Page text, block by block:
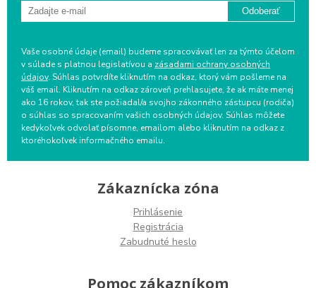
Odoberať
Vaše osobné údaje (email) budeme spracovávať len za týmto účelom
v súlade s platnou legislatívou a zásadami ochrany osobných
údajov. Súhlas potvrdíte kliknutím na odkaz, ktorý vám pošleme na
váš email. Kliknutím na odkaz zároveň prehlasujete, že ak máte menej
ako 16 rokov, tak ste požiadal/a svojho zákonného zástupcu (rodiča)
o súhlas so spracovaním vašich osobných údajov. Súhlas môžete
kedykoľvek odvolať písomne, emailom alebo kliknutím na odkaz z
ktoréhokoľvek informačného emailu.
Zákaznícka zóna
Prihlásenie
Registrácia
Zabudnuté heslo
Pomoc zákazníkom